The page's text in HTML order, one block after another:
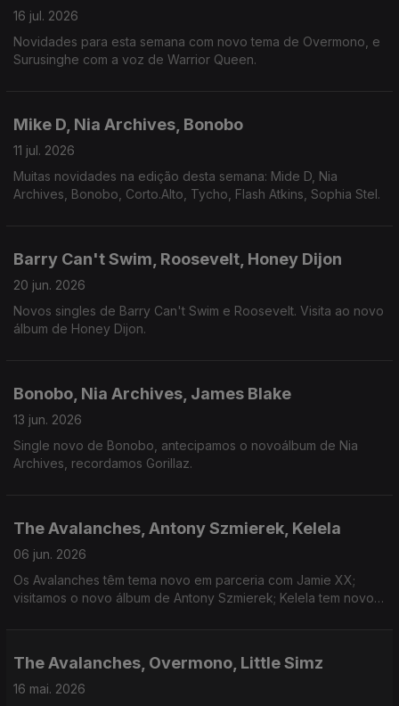
16 jul. 2026
Novidades para esta semana com novo tema de Overmono, e
Surusinghe com a voz de Warrior Queen.
Mike D, Nia Archives, Bonobo
11 jul. 2026
Muitas novidades na edição desta semana: Mide D, Nia
Archives, Bonobo, Corto.Alto, Tycho, Flash Atkins, Sophia Stel.
Barry Can't Swim, Roosevelt, Honey Dijon
20 jun. 2026
Novos singles de Barry Can't Swim e Roosevelt. Visita ao novo
álbum de Honey Dijon.
Bonobo, Nia Archives, James Blake
13 jun. 2026
Single novo de Bonobo, antecipamos o novoálbum de Nia
Archives, recordamos Gorillaz.
The Avalanches, Antony Szmierek, Kelela
06 jun. 2026
Os Avalanches têm tema novo em parceria com Jamie XX;
visitamos o novo álbum de Antony Szmierek; Kelela tem novo
The Avalanches, Overmono, Little Simz
16 mai. 2026